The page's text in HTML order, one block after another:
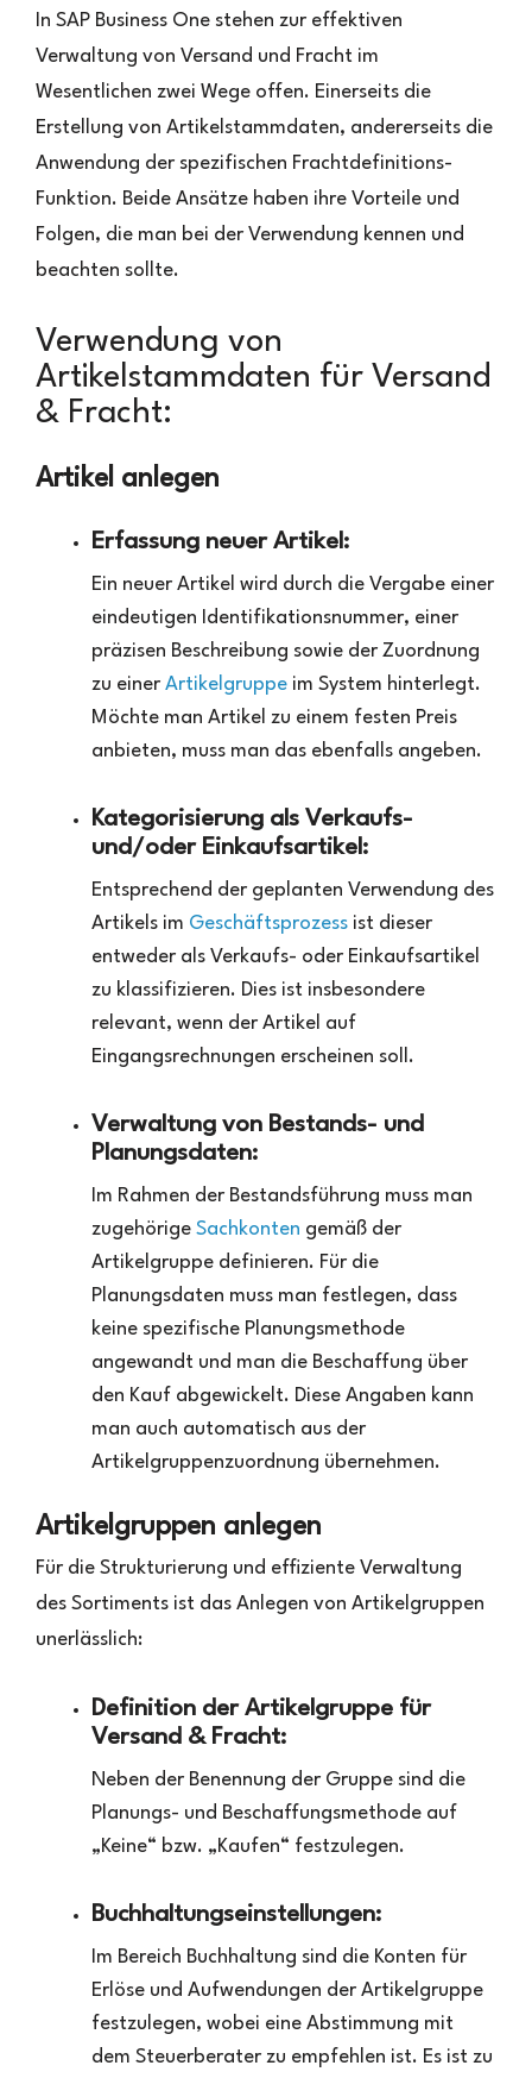
Business
–
Buchung
von
&
Fracht
In SAP Business One stehen zur effektiven
Verwaltung von Versand und Fracht im
Wesentlichen zwei Wege offen. Einerseits die
Erstellung von Artikelstammdaten, andererseits die
Anwendung der spezifischen Frachtdefinitions-
Funktion. Beide Ansätze haben ihre Vorteile und
Folgen, die man bei der Verwendung kennen und
beachten sollte.
Verwendung von
Artikelstammdaten für Versand
& Fracht:
Artikel anlegen
Erfassung neuer Artikel:
Ein neuer Artikel wird durch die Vergabe einer
eindeutigen Identifikationsnummer, einer
präzisen Beschreibung sowie der Zuordnung
zu einer Artikelgruppe im System hinterlegt.
Möchte man Artikel zu einem festen Preis
anbieten, muss man das ebenfalls angeben.
Kategorisierung als Verkaufs-
und/oder Einkaufsartikel:
Entsprechend der geplanten Verwendung des
Artikels im Geschäftsprozess ist dieser
entweder als Verkaufs- oder Einkaufsartikel
zu klassifizieren. Dies ist insbesondere
relevant, wenn der Artikel auf
Eingangsrechnungen erscheinen soll.
Verwaltung von Bestands- und
Planungsdaten:
Im Rahmen der Bestandsführung muss man
zugehörige Sachkonten gemäß der
Artikelgruppe definieren. Für die
Planungsdaten muss man festlegen, dass
keine spezifische Planungsmethode
angewandt und man die Beschaffung über
den Kauf abgewickelt. Diese Angaben kann
man auch automatisch aus der
Artikelgruppenzuordnung übernehmen.
Artikelgruppen anlegen
Für die Strukturierung und effiziente Verwaltung
des Sortiments ist das Anlegen von Artikelgruppen
unerlässlich:
Definition der Artikelgruppe für
Versand & Fracht:
Neben der Benennung der Gruppe sind die
Planungs- und Beschaffungsmethode auf
„Keine“ bzw. „Kaufen“ festzulegen.
Buchhaltungseinstellungen:
Im Bereich Buchhaltung sind die Konten für
Erlöse und Aufwendungen der Artikelgruppe
festzulegen, wobei eine Abstimmung mit
dem Steuerberater zu empfehlen ist. Es ist zu